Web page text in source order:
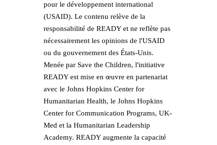
pour le développement international
(USAID). Le contenu relève de la
responsabilité de READY et ne reflète pas
nécessairement les opinions de l'USAID
ou du gouvernement des États-Unis.
Menée par Save the Children, l'initiative
READY est mise en œuvre en partenariat
avec le Johns Hopkins Center for
Humanitarian Health, le Johns Hopkins
Center for Communication Programs, UK-
Med et la Humanitarian Leadership
Academy. READY augmente la capacité